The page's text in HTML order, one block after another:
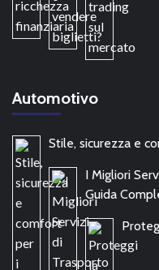
Automotivo
Stile, sicurezza e
I Migliori
Guida